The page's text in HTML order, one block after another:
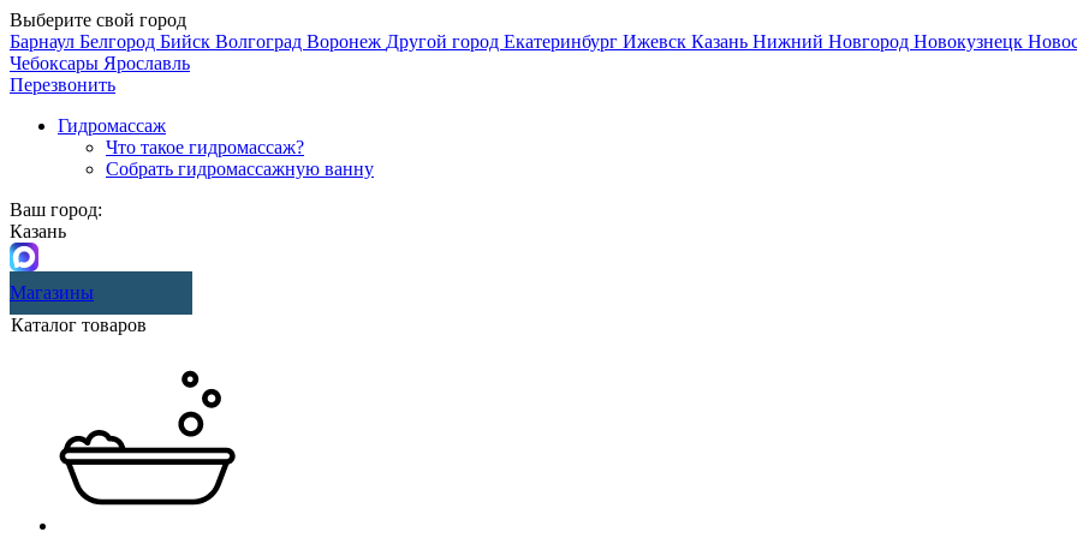
Выберите свой город
Барнаул Белгород Бийск Волгоград Воронеж Другой город Екатеринбург Ижевск Казань Нижний Новгород Новокузнецк
Чебоксары Ярославль
Перезвонить
Гидромассаж
Что такое гидромассаж?
Собрать гидромассажную ванну
Ваш город:
Казань
Магазины
Каталог товаров